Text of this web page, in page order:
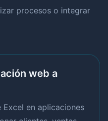
procesos o integrar
web a
en aplicaciones